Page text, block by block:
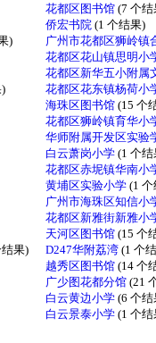
花都区图书馆 (7 个结
侨宏书院 (1 个结果)
)
广州市花都区狮岭镇
花都区花山镇思明小
花都区新华五小附属
花都区花东镇杨荷小
海珠区图书馆 (15 个
花都区狮岭镇育华小
华师附属开发区实验
白云萧岗小学 (1 个结
花都区赤坭镇华南小
黄埔区实验小学 (1
广州市海珠区知信小
花都区新雅街新雅小
天河区图书馆 (15 个
果) D247华附荔湾 (1 个
越秀区图书馆 (14 个
广少图花都分馆 (21
白云黄边小学 (6 个结
白云景泰小学 (1 个结